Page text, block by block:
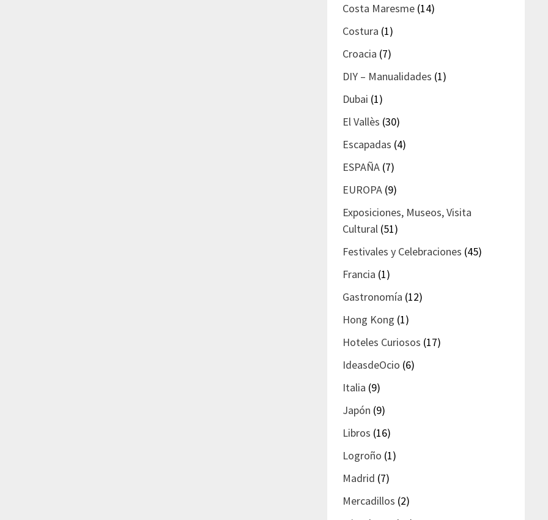
Costa Maresme (14)
Costura (1)
Croacia (7)
DIY – Manualidades (1)
Dubai (1)
El Vallès (30)
Escapadas (4)
ESPAÑA (7)
EUROPA (9)
Exposiciones, Museos, Visita
Cultural (51)
Festivales y Celebraciones (45)
Francia (1)
Gastronomía (12)
Hong Kong (1)
Hoteles Curiosos (17)
IdeasdeOcio (6)
Italia (9)
Japón (9)
Libros (16)
Logroño (1)
Madrid (7)
Mercadillos (2)